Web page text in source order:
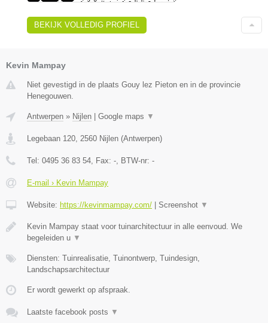
BEKIJK VOLLEDIG PROFIEL
Kevin Mampay
Niet gevestigd in de plaats Gouy lez Pieton en in de provincie
Henegouwen.
Antwerpen » Nijlen | Google maps ▼
Legebaan 120 2560 Nijlen (Antwerpen)
Tel: 0495 36 83 54 , Fax: - , BTW-nr: -
E-mail › Kevin Mampay
Website: https://kevinmampay.com/ | Screenshot ▼
Kevin Mampay staat voor tuinarchitectuur in alle eenvoud. We
begeleiden u ▼
Diensten: Tuinrealisatie, Tuinontwerp, Tuindesign,
Landschapsarchitectuur
Er wordt gewerkt op afspraak.
Laatste facebook posts ▼